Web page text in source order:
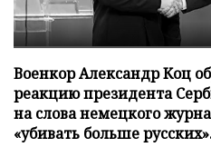
Военкор Александр Коц
реакцию президента
на слова немецкого
«убивать больше